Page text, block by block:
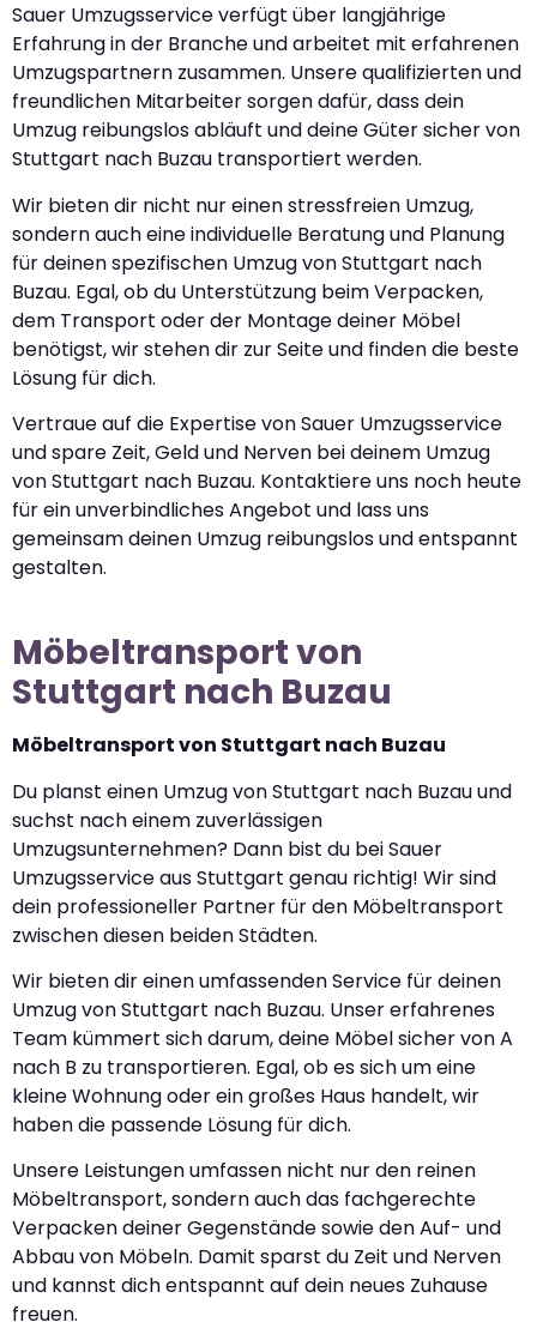
Sauer Umzugsservice verfügt über langjährige
Erfahrung in der Branche und arbeitet mit erfahrenen
Umzugspartnern zusammen. Unsere qualifizierten und
freundlichen Mitarbeiter sorgen dafür, dass dein
Umzug reibungslos abläuft und deine Güter sicher von
Stuttgart nach Buzau transportiert werden.
Wir bieten dir nicht nur einen stressfreien Umzug,
sondern auch eine individuelle Beratung und Planung
für deinen spezifischen Umzug von Stuttgart nach
Buzau. Egal, ob du Unterstützung beim Verpacken,
dem Transport oder der Montage deiner Möbel
benötigst, wir stehen dir zur Seite und finden die beste
Lösung für dich.
Vertraue auf die Expertise von Sauer Umzugsservice
und spare Zeit, Geld und Nerven bei deinem Umzug
von Stuttgart nach Buzau. Kontaktiere uns noch heute
für ein unverbindliches Angebot und lass uns
gemeinsam deinen Umzug reibungslos und entspannt
gestalten.
Möbeltransport von
Stuttgart nach Buzau
Möbeltransport von Stuttgart nach Buzau
Du planst einen Umzug von Stuttgart nach Buzau und
suchst nach einem zuverlässigen
Umzugsunternehmen? Dann bist du bei Sauer
Umzugsservice aus Stuttgart genau richtig! Wir sind
dein professioneller Partner für den Möbeltransport
zwischen diesen beiden Städten.
Wir bieten dir einen umfassenden Service für deinen
Umzug von Stuttgart nach Buzau. Unser erfahrenes
Team kümmert sich darum, deine Möbel sicher von A
nach B zu transportieren. Egal, ob es sich um eine
kleine Wohnung oder ein großes Haus handelt, wir
haben die passende Lösung für dich.
Unsere Leistungen umfassen nicht nur den reinen
Möbeltransport, sondern auch das fachgerechte
Verpacken deiner Gegenstände sowie den Auf- und
Abbau von Möbeln. Damit sparst du Zeit und Nerven
und kannst dich entspannt auf dein neues Zuhause
freuen.